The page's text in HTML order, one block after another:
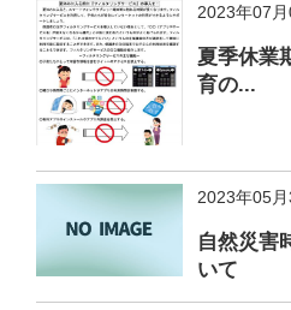
2023年07
夏季休業
育の...
2023年05
自然災害
いて